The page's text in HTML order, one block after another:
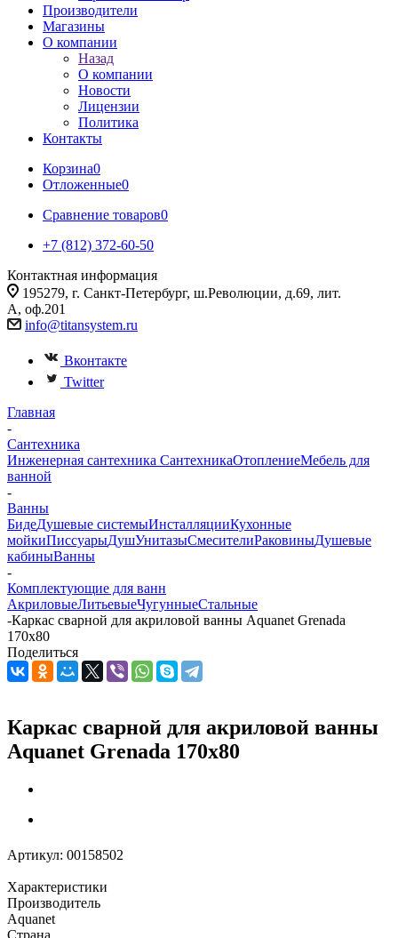
Производители
Магазины
О компании
Назад
О компании
Новости
Лицензии
Политика
Контакты
Корзина0
Отложенные0
Сравнение товаров0
+7 (812) 372-60-50
Контактная информация
195279, г. Санкт-Петербург, ш.Революции, д.69, лит.
А, оф.201
info@titansystem.ru
Вконтакте
Twitter
Главная
-
Сантехника
Инженерная сантехника СантехникаОтоплениеМебель для
ванной
-
Ванны
БидеДушевые системыИнсталляцииКухонные
мойкиПиссуарыДушУнитазыСмесителиРаковиныДушевые
кабиныВанны
-
Комплектующие для ванн
АкриловыеЛитьевыеЧугунныеСтальные
-Каркас сварной для акриловой ванны Aquanet Grenada
170x80
Поделиться
Каркас сварной для акриловой ванны
Aquanet Grenada 170x80
Артикул: 00158502
Характеристики
Производитель
Aquanet
Страна